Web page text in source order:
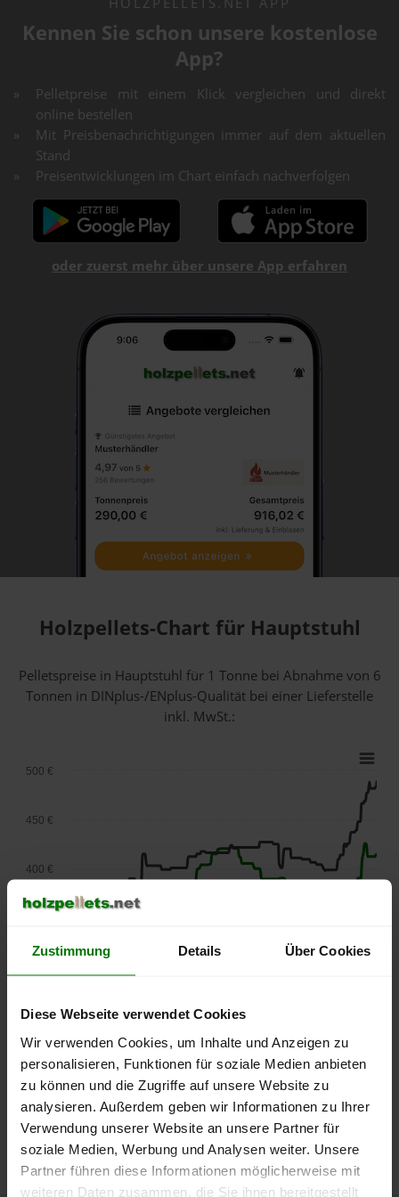
Zustimmung Details Über Cookies
Diese Webseite verwendet Cookies
Wir verwenden Cookies, um Inhalte und Anzeigen zu
personalisieren, Funktionen für soziale Medien anbieten
zu können und die Zugriffe auf unsere Website zu
analysieren. Außerdem geben wir Informationen zu Ihrer
Verwendung unserer Website an unsere Partner für
soziale Medien, Werbung und Analysen weiter. Unsere
Partner führen diese Informationen möglicherweise mit
weiteren Daten zusammen, die Sie ihnen bereitgestellt
Kennen Sie schon unsere kostenlose
App?
Pelletpreise mit einem Klick vergleichen und direkt
online bestellen
Mit Preisbenachrichtigungen immer auf dem aktuellen
Stand
Preisentwicklungen im Chart einfach nachverfolgen
oder zuerst mehr über unsere App erfahren
Holzpellets-Chart für Hauptstuhl
Pelletspreise in Hauptstuhl für 1 Tonne bei Abnahmevon 6
Tonnen in DINplus-/ENplus-Qualität bei einer Lieferstelle
inkl. MwSt.:
lose Ware Sackware
2025
2026
2026
250 €
400 €
450 €
500 €
Die aktuelle Preisentwicklung für Holzpellets in Deutschland
können Sie jederzeit auf unsererPelletspreise -Seite
nachvollziehen.